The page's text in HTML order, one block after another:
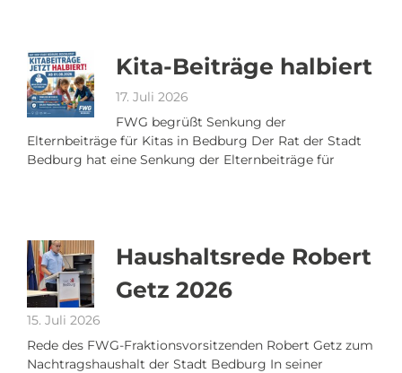
Kita-Beiträge halbiert
17. Juli 2026
FWG begrüßt Senkung der
Elternbeiträge für Kitas in Bedburg Der Rat der Stadt
Bedburg hat eine Senkung der Elternbeiträge für
Haushaltsrede Robert
Getz 2026
15. Juli 2026
Rede des FWG-Fraktionsvorsitzenden Robert Getz zum
Nachtragshaushalt der Stadt Bedburg In seiner